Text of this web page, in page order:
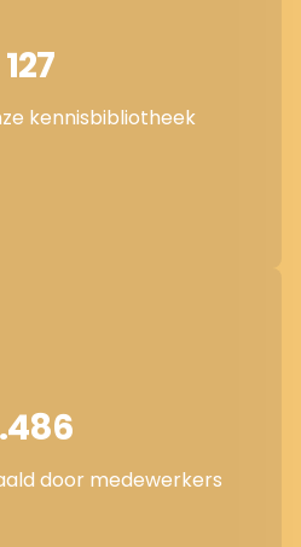
127
kennisbibliotheek
door medewerkers